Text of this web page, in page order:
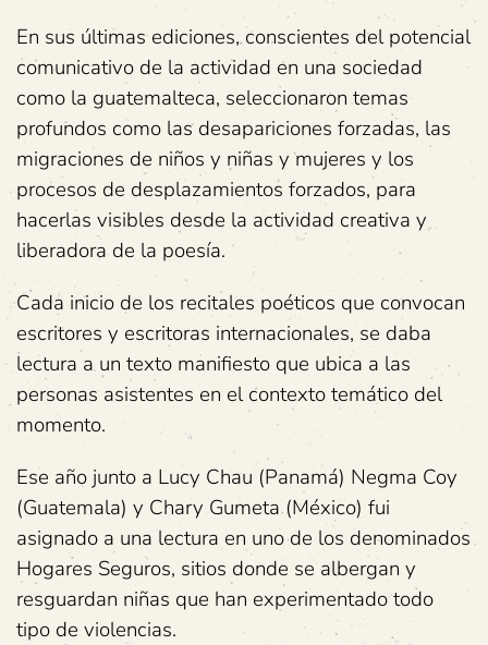
En sus últimas ediciones, conscientes del potencial
comunicativo de la actividad en una sociedad
como la guatemalteca, seleccionaron temas
profundos como las desapariciones forzadas, las
migraciones de niños y niñas y mujeres y los
procesos de desplazamientos forzados, para
hacerlas visibles desde la actividad creativa y
liberadora de la poesía.
Cada inicio de los recitales poéticos que convocan
escritores y escritoras internacionales, se daba
lectura a un texto manifiesto que ubica a las
personas asistentes en el contexto temático del
momento.
Ese año junto a Lucy Chau (Panamá) Negma Coy
(Guatemala) y Chary Gumeta (México) fui
asignado a una lectura en uno de los denominados
Hogares Seguros, sitios donde se albergan y
resguardan niñas que han experimentado todo
tipo de violencias.